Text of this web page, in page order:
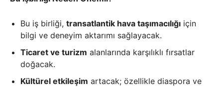
Bu iş birliği, transatlantik hava taşımacılığı için
bilgi ve deneyim aktarımı sağlayacak.
Ticaret ve turizm alanlarında karşılıklı fırsatlar
doğacak.
Kültürel etkileşim artacak; özellikle diaspora ve